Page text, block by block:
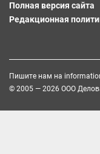
Полная версия сайта
Редакционная
Пишите нам на
© 2005 — 2026 ООО